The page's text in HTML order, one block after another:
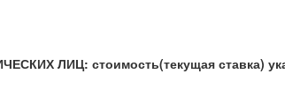
ЛИЦ: стоимость(текущая ставка)